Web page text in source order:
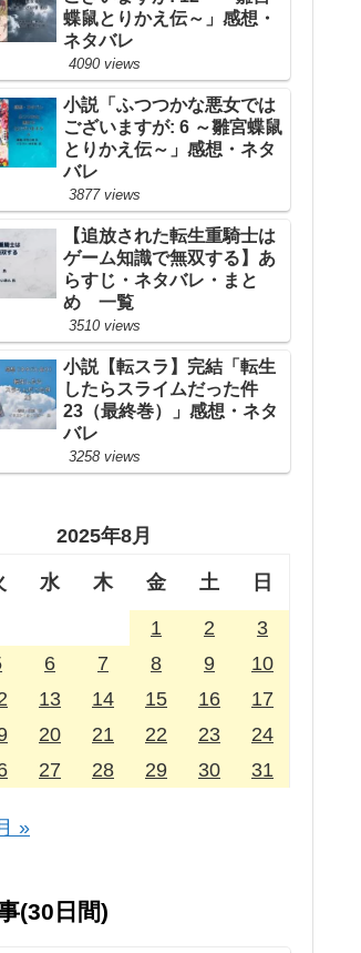
蝶鼠とりかえ伝～」感想・
ネタバレ
4090 views
小説「ふつつかな悪女では
ございますが: 6 ～雛宮蝶鼠
とりかえ伝～」感想・ネタ
バレ
3877 views
【追放された転生重騎士は
ゲーム知識で無双する】あ
らすじ・ネタバレ・まと
め 一覧
3510 views
小説【転スラ】完結「転生
したらスライムだった件
23（最終巻）」感想・ネタ
バレ
3258 views
2025年8月
水 木 金 土 日
1 2
3
6 7 8 9
10
13 14 15 16
17
20 21 22 23
24
27 28 29 30 31
»
(30日間)